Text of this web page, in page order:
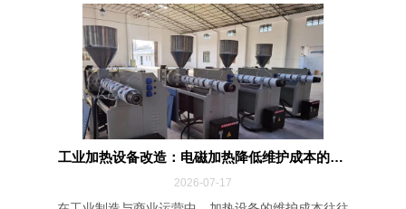
工业加热设备改造：电磁加热降低维护成本的四...
2026-07-17